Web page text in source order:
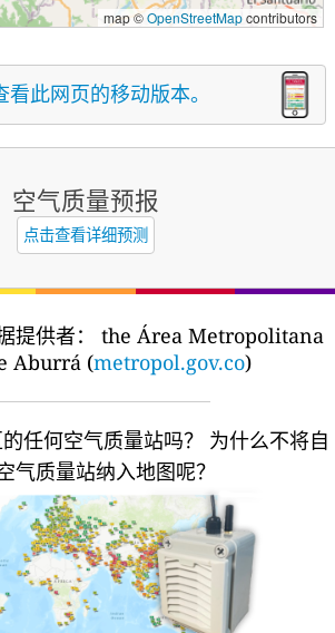
map ©OpenStreetMapcontributors
看此网页的移动版本。
空气质量预报
点击查看详细预测
提供者：
the Área Metropolitana
Aburrá (metropol.gov.co)
任何空气质量站吗？
为什么不将自
气质量站纳入地图呢？